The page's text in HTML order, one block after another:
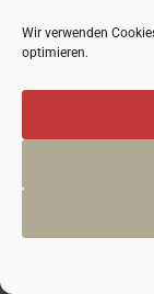
Wir verwenden
optimieren.